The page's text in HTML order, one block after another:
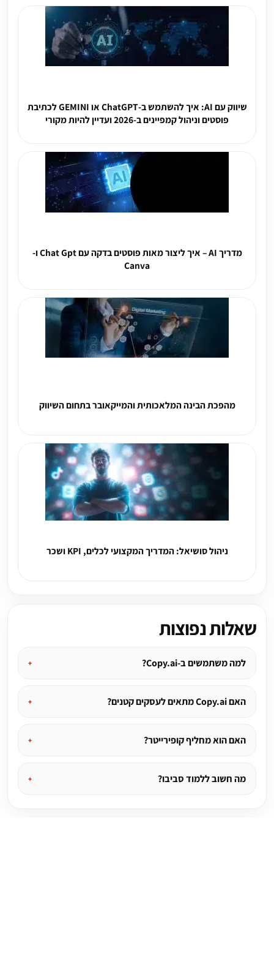
שיווק עם AI: איך להשתמש ב-ChatGPT או GEMINI לכתיבת
פוסטים וניהול קמפיינים ב-2026 ועדיין להיות מקורי
מדריך AI – איך ליצור מאות פוסטים בדקה עם Chat Gpt ו-
Canva
מהפכת הבינה המלאכותית והמייקאובר בתחום השיווק
ניהול סושיאל: המדריך המקצועי לכלים, KPI ושכר
שאלות נפוצות
למה משתמשים ב-Copy.ai?
האם Copy.ai מתאים לעסקים קטנים?
האם הוא מחליף קופירייטר?
מה חשוב ללמוד סביבו?